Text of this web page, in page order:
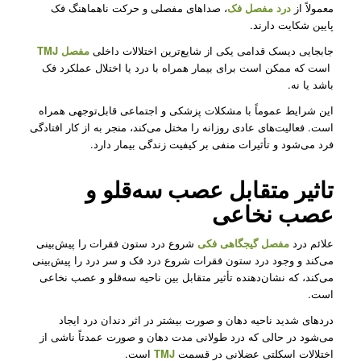
معمولاً از درد مفصل فک، صداهای مفصلی و حرکت ناهماهنگ فک
پایین شکایت دارند.
جابجایی دیسک قدامی یکی از شایع‌ترین اختلالات داخلی مفصل TMJ
است که ممکن است برای بیمار همراه با درد یا اختلال عملکرد فک
باشد یا نه.
این شرایط عموماً با مشکلات پزشکی و اجتماعی قابل‌توجهی همراه
است. فعالیت‌های عادی روزانه را مختل می‌کند، منجر به از کار افتادگی
فرد می‌شود و تأثیرات منفی بر کیفیت زندگی بیمار دارد.
تاثیر متقابل عصب سه‌قلو و
عصب نخاعی
علائم درد مفصل گیجگاهی فکی شروع درد ستون فقرات را پیش‌بینی
می‌کند و وجود درد ستون فقرات شروع درد فک و سر درد را پیش‌بینی
می‌کند، که نشان‌دهنده تأثیر متقابل بین ناحیه سه‌قلو و عصب‌ نخاعی
است.
دردهای شدید ناحیه دهان و صورت بیشتر در اثر دندان درد ایجاد
می‌شود در حالی که درد طولانی مدت دهان و صورت عمدتاً ناشی از
اختلالات اسکلتی عضلانی در قسمت TMJاست.